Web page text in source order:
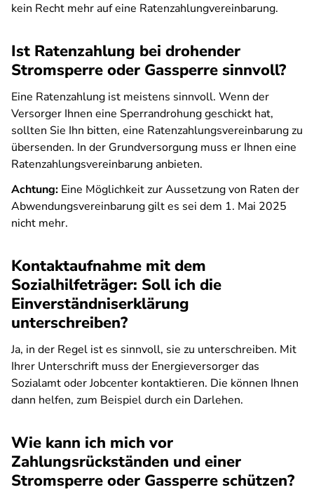
kein Recht mehr auf eine Ratenzahlungvereinbarung.
Ist Ratenzahlung bei drohender
Stromsperre oder Gassperre sinnvoll?
Eine Ratenzahlung ist meistens sinnvoll. Wenn der
Versorger Ihnen eine Sperrandrohung geschickt hat,
sollten Sie Ihn bitten, eine Ratenzahlungsvereinbarung zu
übersenden. In der Grundversorgung muss er Ihnen eine
Ratenzahlungsvereinbarung anbieten.
Achtung: Eine Möglichkeit zur Aussetzung von Raten der
Abwendungsvereinbarung gilt es sei dem 1. Mai 2025
nicht mehr.
Kontaktaufnahme mit dem
Sozialhilfeträger: Soll ich die
Einverständniserklärung
unterschreiben?
Ja, in der Regel ist es sinnvoll, sie zu unterschreiben. Mit
Ihrer Unterschrift muss der Energieversorger das
Sozialamt oder Jobcenter kontaktieren. Die können Ihnen
dann helfen, zum Beispiel durch ein Darlehen.
Wie kann ich mich vor
Zahlungsrückständen und einer
Stromsperre oder Gassperre schützen?